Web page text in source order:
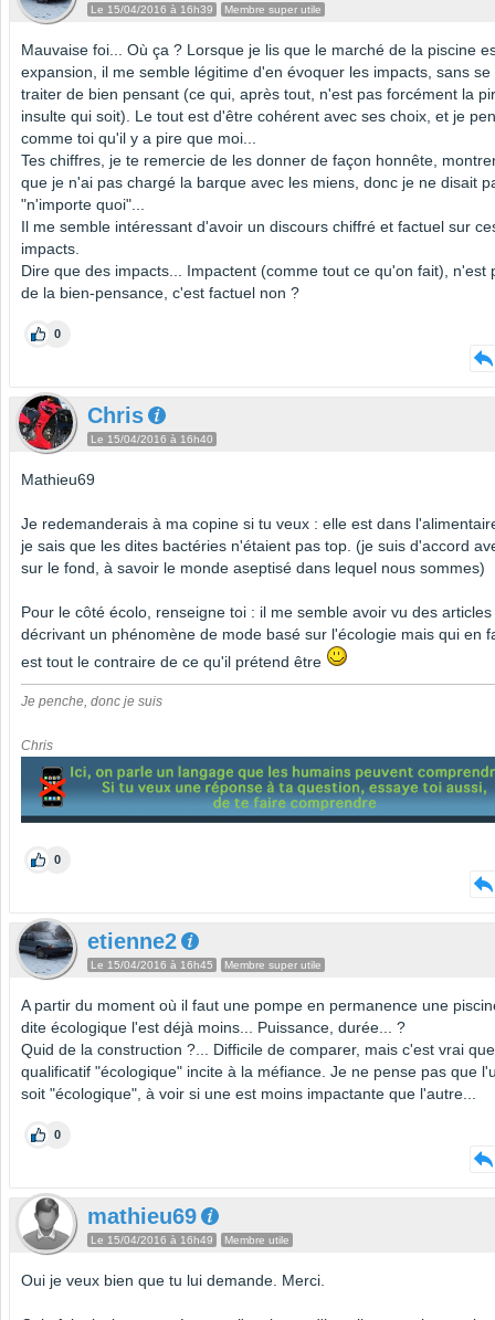
Le 15/04/2016 à 16h39 Membre super utile
Mauvaise foi... Où ça ? Lorsque je lis que le marché de la piscine
expansion, il me semble légitime d'en évoquer les impacts, sans se
traiter de bien pensant (ce qui, après tout, n'est pas forcément la
insulte qui soit). Le tout est d'être cohérent avec ses choix, et je
comme toi qu'il y a pire que moi...
Tes chiffres, je te remercie de les donner de façon honnête,
que je n'ai pas chargé la barque avec les miens, donc je ne disait
"n'importe quoi"...
Il me semble intéressant d'avoir un discours chiffré et factuel sur
impacts.
Dire que des impacts... Impactent (comme tout ce qu'on fait), n'est
de la bien-pensance, c'est factuel non ?
0
Chris
Le 15/04/2016 à 16h40
Mathieu69
Je redemanderais à ma copine si tu veux : elle est dans
je sais que les dites bactéries n'étaient pas top. (je suis d'accord
sur le fond, à savoir le monde aseptisé dans lequel nous sommes)
Pour le côté écolo, renseigne toi : il me semble avoir vu des articles
décrivant un phénomène de mode basé sur l'écologie mais qui en
est tout le contraire de ce qu'il prétend être
Je penche, donc je suis
Chris
0
etienne2
Le 15/04/2016 à 16h45 Membre super utile
A partir du moment où il faut une pompe en permanence une
dite écologique l'est déjà moins... Puissance, durée... ?
Quid de la construction ?... Difficile de comparer, mais c'est vrai
qualificatif "écologique" incite à la méfiance. Je ne pense pas que
soit "écologique", à voir si une est moins impactante que l'autre...
0
mathieu69
Le 15/04/2016 à 16h49 Membre utile
Oui je veux bien que tu lui demande. Merci.